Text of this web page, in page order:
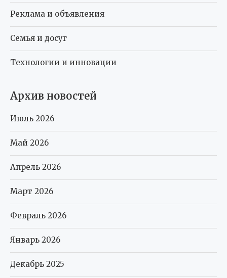
Реклама и объявления
Семья и досуг
Технологии и инновации
Архив новостей
Июль 2026
Май 2026
Апрель 2026
Март 2026
Февраль 2026
Январь 2026
Декабрь 2025